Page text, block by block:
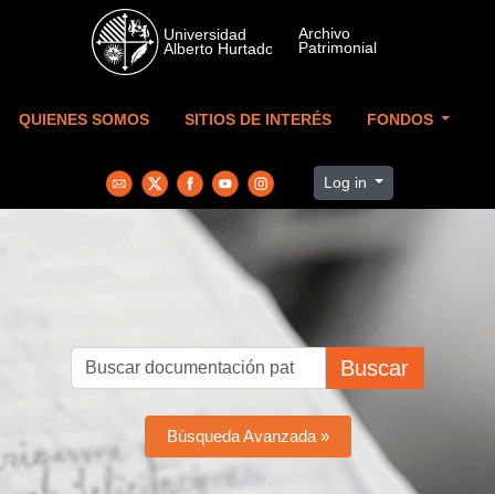
Skip to main content
QUIENES SOMOS SITIOS DE INTERÉS FONDOS
Log in
Buscar
Búsqueda Avanzada »